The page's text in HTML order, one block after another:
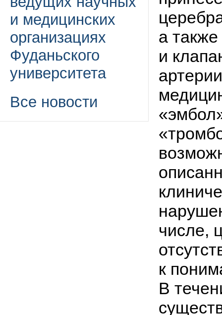
и медицинских
организациях
Фуданьского
университета
Все новости
а
и
числе,
к
В